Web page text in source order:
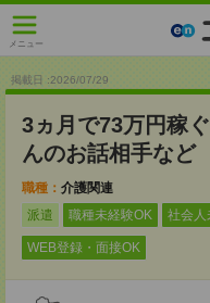
メニュー
掲載日 :2026/07/29
3ヵ月で73万円稼
んのお話相手など
職種： 介護関連
派遣
職種未経験OK 社会人
WEB登録・面接OK